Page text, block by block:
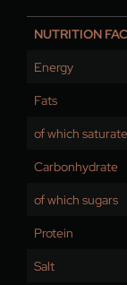
NUTRITION
Energy
Fats
of which
Carbonhydrate
of which sugars
Protein
Salt